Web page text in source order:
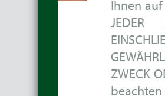
Ihnen
JEDER
ZWECK